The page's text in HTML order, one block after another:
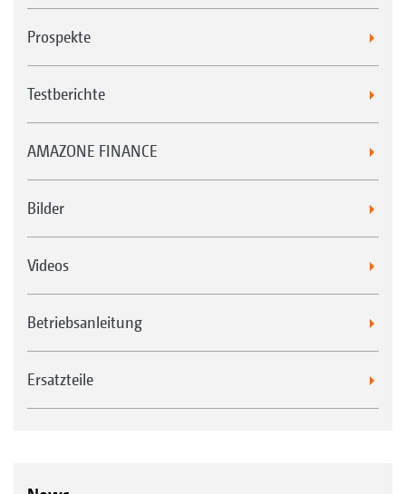
Prospekte
Testberichte
AMAZONE FINANCE
Bilder
Videos
Betriebsanleitung
Ersatzteile